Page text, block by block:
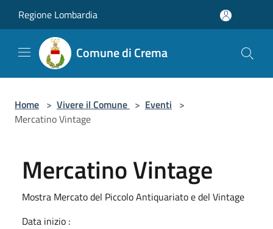
Regione Lombardia
Comune di Crema
Home > Vivere il Comune > Eventi >
Mercatino Vintage
Mercatino Vintage
Mostra Mercato del Piccolo Antiquariato e del Vintage
Data inizio :